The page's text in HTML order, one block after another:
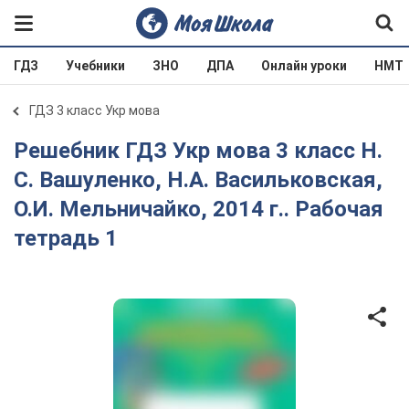
ГДЗ Учебники ЗНО ДПА Онлайн уроки НМТ
ГДЗ 3 класс Укр мова
Решебник ГДЗ Укр мова 3 класс Н.
С. Вашуленко, Н.А. Васильковская,
О.И. Мельничайко, 2014 г.. Рабочая
тетрадь 1